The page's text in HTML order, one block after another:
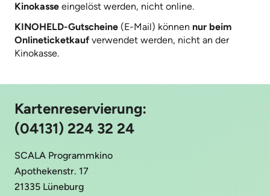
Kinokasse eingelöst werden, nicht online.
KINOHELD-Gutscheine (E-Mail) können nur beim
Onlineticketkauf verwendet werden, nicht an der
Kinokasse.
Kartenreservierung:
(04131) 224 32 24
SCALA Programmkino
Apothekenstr. 17
21335 Lüneburg